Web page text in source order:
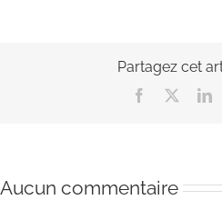
Partagez cet
Facebook
Aucun commentaire